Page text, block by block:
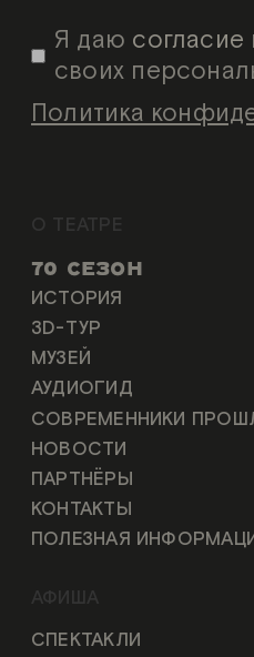
Я даю согласие
своих
Политика
О ТЕАТРЕ
70 СЕЗОН
ИСТОРИЯ
3D-ТУР
МУЗЕЙ
АУДИОГИД
СОВРЕМЕННИКИ
НОВОСТИ
ПАРТНЁРЫ
КОНТАКТЫ
ПОЛЕЗНАЯ
АФИША
СПЕКТАКЛИ